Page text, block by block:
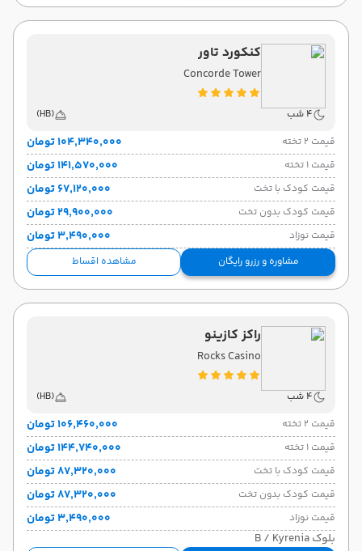
کنکورد تاور
Concorde Tower
4 شب
(HB)
قیمت 2 تخته
۱۰۴٬۳۴۰٬۰۰۰ تومان
قیمت 1 تخته ۱۴۱٬۵۷۰٬۰۰۰ تومان
قیمت کودک با تخت ۶۷٬۱۲۰٬۰۰۰ تومان
قیمت کودک بدون تخت ۲۹٬۹۰۰٬۰۰۰ تومان
قیمت نوزاد ۳٬۴۹۰٬۰۰۰ تومان
مشاوره و رزرو رایگان مشاهده اقساط
راکز کازینو
Rocks Casino
4 شب
(HB)
قیمت 2 تخته
۱۰۶٬۴۶۰٬۰۰۰ تومان
قیمت 1 تخته ۱۴۴٬۷۴۰٬۰۰۰ تومان
قیمت کودک با تخت ۸۷٬۳۲۰٬۰۰۰ تومان
قیمت کودک بدون تخت ۸۷٬۳۲۰٬۰۰۰ تومان
قیمت نوزاد
۳٬۴۹۰٬۰۰۰ تومان
بلوک B / Kyrenia